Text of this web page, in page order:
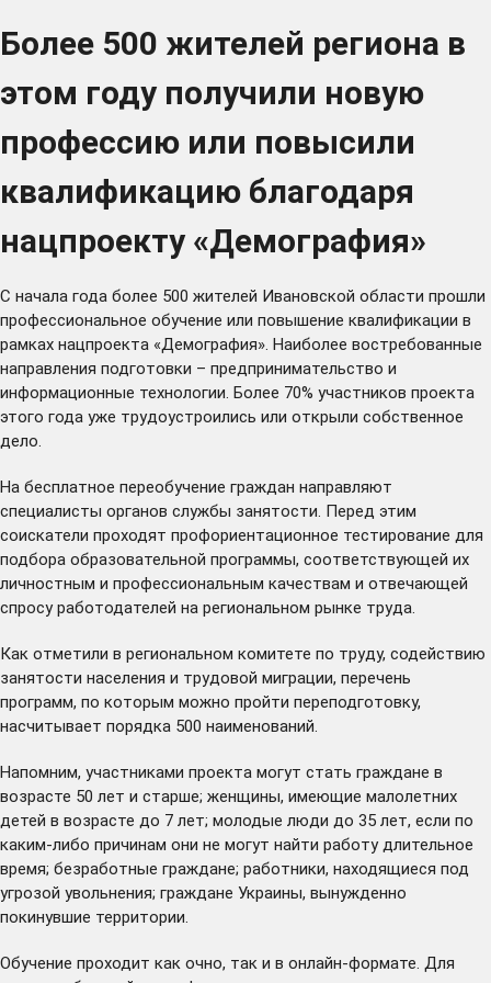
Более 500 жителей региона в
этом году получили новую
профессию или повысили
квалификацию благодаря
нацпроекту «Демография»
С начала года более 500 жителей Ивановской области прошли
профессиональное обучение или повышение квалификации в
рамках нацпроекта «Демография». Наиболее востребованные
направления подготовки – предпринимательство и
информационные технологии. Более 70% участников проекта
этого года уже трудоустроились или открыли собственное
дело.
На бесплатное переобучение граждан направляют
специалисты органов службы занятости. Перед этим
соискатели проходят профориентационное тестирование для
подбора образовательной программы, соответствующей их
личностным и профессиональным качествам и отвечающей
спросу работодателей на региональном рынке труда.
Как отметили в региональном комитете по труду, содействию
занятости населения и трудовой миграции, перечень
программ, по которым можно пройти переподготовку,
насчитывает порядка 500 наименований.
Напомним, участниками проекта могут стать граждане в
возрасте 50 лет и старше; женщины, имеющие малолетних
детей в возрасте до 7 лет; молодые люди до 35 лет, если по
каким-либо причинам они не могут найти работу длительное
время; безработные граждане; работники, находящиеся под
угрозой увольнения; граждане Украины, вынужденно
покинувшие территории.
Обучение проходит как очно, так и в онлайн-формате. Для